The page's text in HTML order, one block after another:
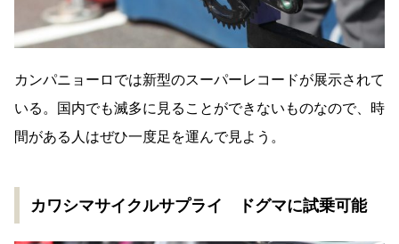
カンパニョーロでは新型のスーパーレコードが展示されて
いる。国内でも滅多に見ることができないものなので、時
間がある人はぜひ一度足を運んで見よう。
カワシマサイクルサプライ ドグマに試乗可能